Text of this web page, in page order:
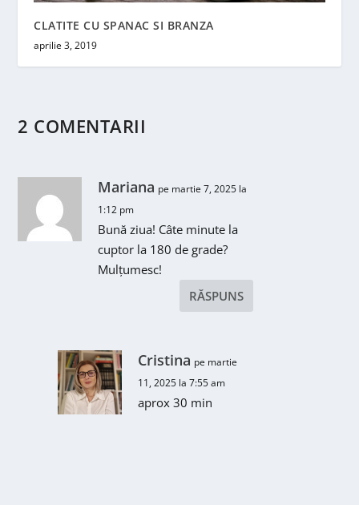
CLATITE CU SPANAC SI BRANZA
aprilie 3, 2019
2 COMENTARII
Mariana pe martie 7, 2025 la
1:12 pm
Bună ziua! Câte minute la
cuptor la 180 de grade?
Mulțumesc!
RĂSPUNS
Cristina pe martie
11, 2025 la 7:55 am
aprox 30 min